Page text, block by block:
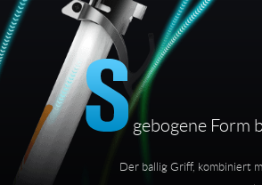
gebogene Form
Der ballig Griff, kombiniert